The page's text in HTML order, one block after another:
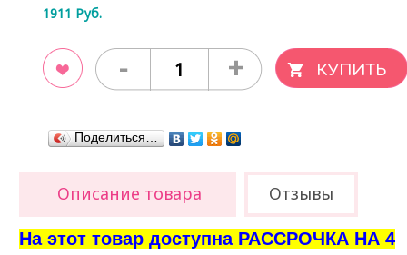
1911 Руб.
- +
Поделиться…
Описание товара Отзывы
На этот товар доступна РАССРОЧКА НА 4